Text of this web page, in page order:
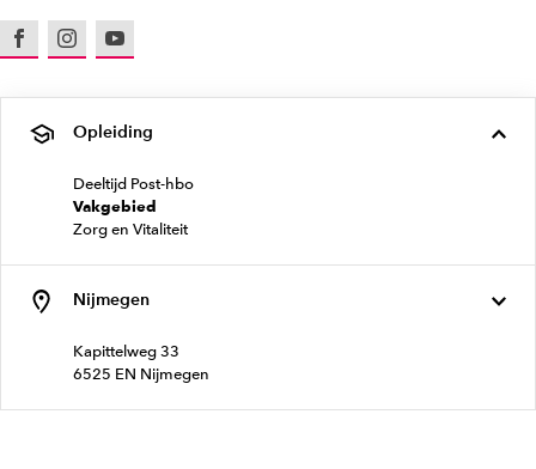
FacebookInstagramYoutube
Opleiding
Deeltijd Post-hbo
Vakgebied
Zorg en Vitaliteit
Nijmegen
Kapittelweg 33
6525 EN Nijmegen